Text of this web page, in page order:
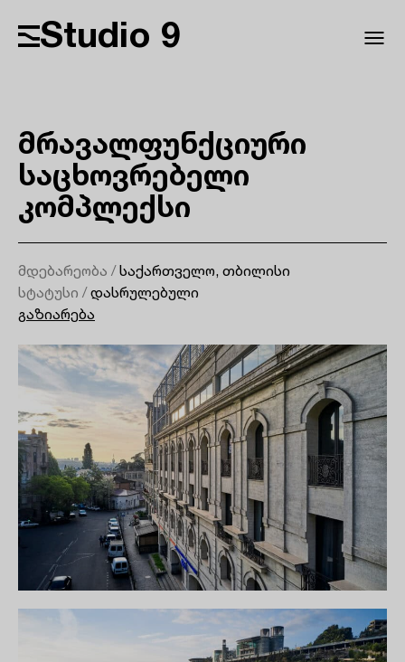
Studio 9
მრავალფუნქციური
საცხოვრებელი
კომპლექსი
მდებარეობა / საქართველო, თბილისი
სტატუსი / დასრულებული
გაზიარება